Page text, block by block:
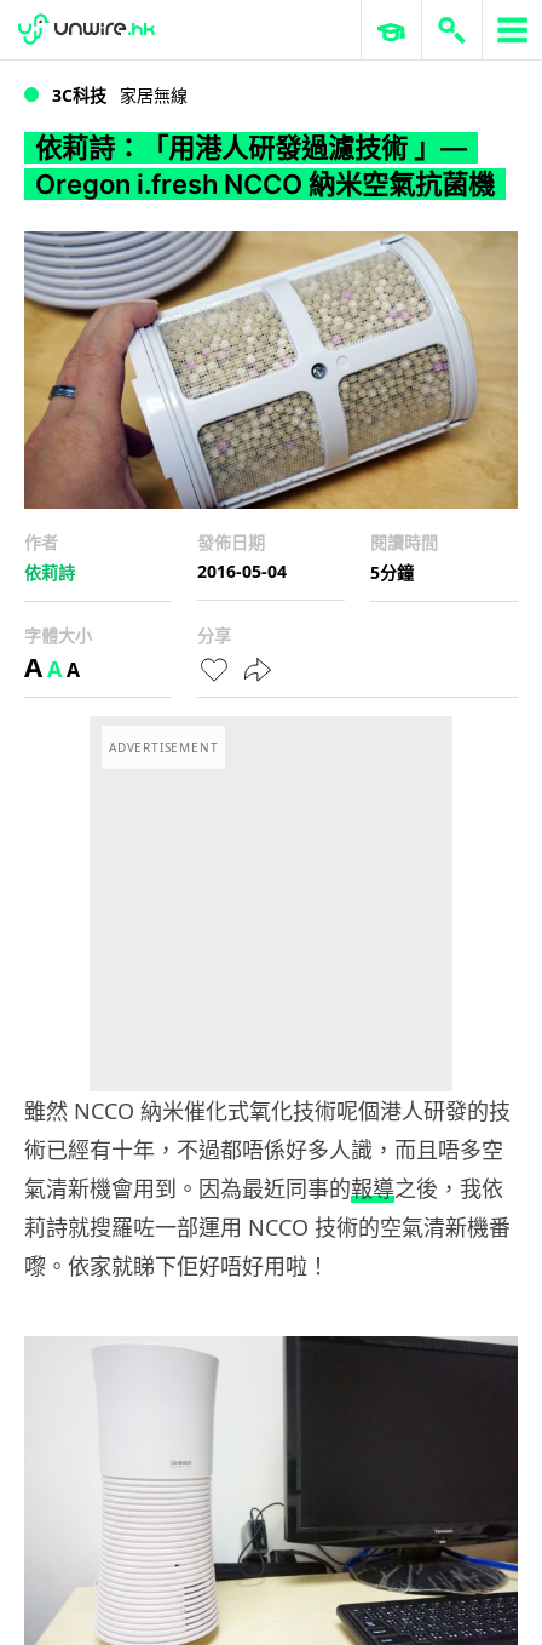
WWDC 2026 ERP 與商業 AI
3C科技 家居無線
依莉詩：「用港人研發過濾技術 」—
Oregon i.fresh NCCO 納米空氣抗菌機
作者
依莉詩
發佈日期
2016-05-04
閱讀時間
5分鐘
字體大小
AAA
分享
ADVERTISEMENT
雖然 NCCO 納米催化式氧化技術呢個港人研發的技
術已經有十年，不過都唔係好多人識，而且唔多空
氣清新機會用到。因為最近同事的報導之後，我依
莉詩就搜羅咗一部運用 NCCO 技術的空氣清新機番
嚟。依家就睇下佢好唔好用啦！